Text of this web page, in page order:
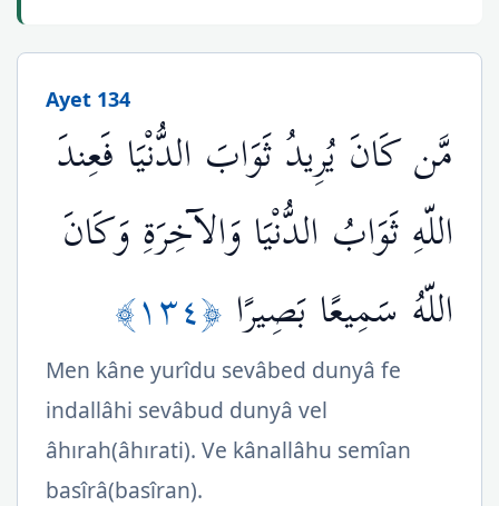
Ayet 134
مَّن كَانَ يُرِيدُ ثَوَابَ الدُّنْيَا فَعِندَ
اللّهِ ثَوَابُ الدُّنْيَا وَالآخِرَةِ وَكَانَ
اللّهُ سَمِيعًا بَصِيرًا ﴿١٣٤﴾
Men kâne yurîdu sevâbed dunyâ fe
indallâhi sevâbud dunyâ vel
âhırah(âhırati). Ve kânallâhu semîan
basîrâ(basîran).